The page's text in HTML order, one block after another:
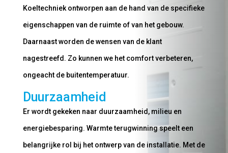
Koeltechniek ontworpen aan de hand van de specifieke
eigenschappen van de ruimte of van het gebouw.
Daarnaast worden de wensen van de klant
nagestreefd. Zo kunnen we het comfort verbeteren,
ongeacht de buitentemperatuur.
Duurzaamheid
Er wordt gekeken naar duurzaamheid, milieu en
energiebesparing. Warmte terugwinning speelt een
belangrijke rol bij het ontwerp van de installatie. Met de